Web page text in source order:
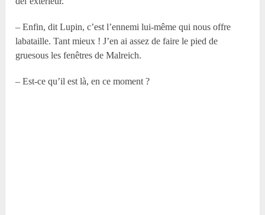
– Enfin, dit Lupin, c’est l’ennemi lui-même qui nous offre
labataille. Tant mieux ! J’en ai assez de faire le pied de
gruesous les fenêtres de Malreich.
– Est-ce qu’il est là, en ce moment ?